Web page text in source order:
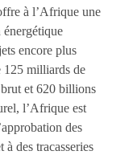
à l’Afrique une
encore plus
125 milliards de
et 620 billions
l’Afrique est
des
à des tracasseries